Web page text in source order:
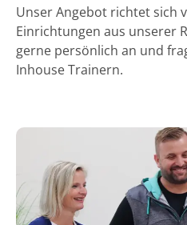
Unser Angebot richtet sich
Einrichtungen aus unserer
gerne persönlich an und
Inhouse Trainern.